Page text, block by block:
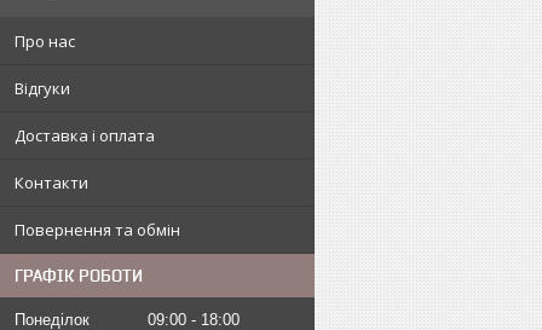
Про нас
Відгуки
Доставка і оплата
Контакти
Повернення та обмін
ГРАФІК РОБОТИ
Понеділок 09:00
18:00